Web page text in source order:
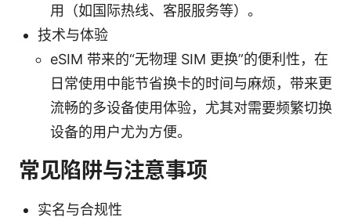
用（如国际热线、客服服务等）。
技术与体验
eSIM 带来的“无物理 SIM 更换”的便利性，在
日常使用中能节省换卡的时间与麻烦，带来更
流畅的多设备使用体验，尤其对需要频繁切换
设备的用户尤为方便。
常见陷阱与注意事项
实名与合规性